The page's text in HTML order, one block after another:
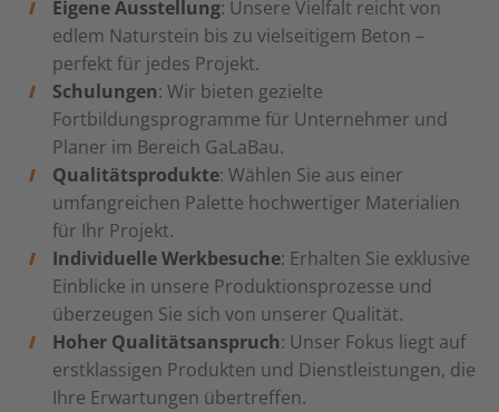
Eigene Ausstellung: Unsere Vielfalt reicht von
edlem Naturstein bis zu vielseitigem Beton –
perfekt für jedes Projekt.
Schulungen: Wir bieten gezielte
Fortbildungsprogramme für Unternehmer und
Planer im Bereich GaLaBau.
Qualitätsprodukte: Wählen Sie aus einer
umfangreichen Palette hochwertiger Materialien
für Ihr Projekt.
Individuelle Werkbesuche: Erhalten Sie exklusive
Einblicke in unsere Produktionsprozesse und
überzeugen Sie sich von unserer Qualität.
Hoher Qualitätsanspruch: Unser Fokus liegt auf
erstklassigen Produkten und Dienstleistungen, die
Ihre Erwartungen übertreffen.